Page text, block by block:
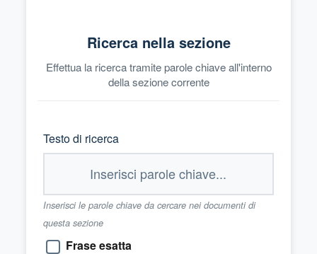
Ricerca nella sezione
Effettua la ricerca tramite parole chiave all'interno
della sezione corrente
Testo di ricerca
Inserisci le parole chiave da cercare nei documenti di
questa sezione
Frase esatta